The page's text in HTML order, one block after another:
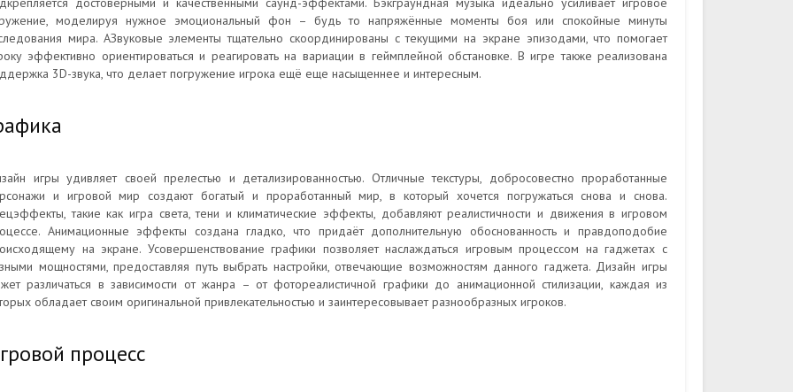
моделируя нужное эмоциональный фон – будь то напряжённые моменты боя или спокойные минуты
мира. АЗвуковые элементы тщательно скоординированы с текущими на экране эпизодами, что помогает
эффективно ориентироваться и реагировать на вариации в геймплейной обстановке. В игре также реализована
3D-звука, что делает погружение игрока ещё еще насыщеннее и интересным.
игры удивляет своей прелестью и детализированностью. Отличные текстуры, добросовестно проработанные
и игровой мир создают богатый и проработанный мир, в который хочется погружаться снова и снова.
такие как игра света, тени и климатические эффекты, добавляют реалистичности и движения в игровом
Анимационные эффекты создана гладко, что придаёт дополнительную обоснованность и правдоподобие
на экране. Усовершенствование графики позволяет наслаждаться игровым процессом на гаджетах с
мощностями, предоставляя путь выбрать настройки, отвечающие возможностям данного гаджета. Дизайн игры
различаться в зависимости от жанра – от фотореалистичной графики до анимационной стилизации, каждая из
обладает своим оригинальной привлекательностью и заинтересовывает разнообразных игроков.
процесс